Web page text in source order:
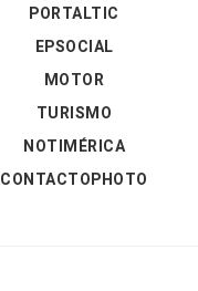
PORTALTIC
EPSOCIAL
MOTOR
TURISMO
NOTIMÉRICA
CONTACTOPHOTO